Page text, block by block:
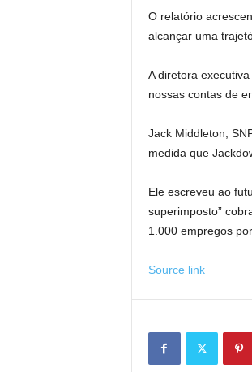
O relatório
alcançar uma
A diretora
nossas contas de
Jack Middleton,
medida que
Ele escreveu ao
superimposto”
1.000 empregos
Source link